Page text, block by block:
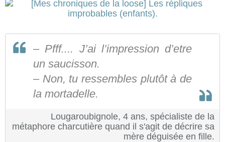
– Pfff.... J’ai l’impression d’etre
un saucisson.
– Non, tu ressembles plutôt à de
la mortadelle.
Lougaroubignole, 4 ans, spécialiste de la
métaphore charcutière quand il s'agit de décrire sa
mère déguisée en fille.